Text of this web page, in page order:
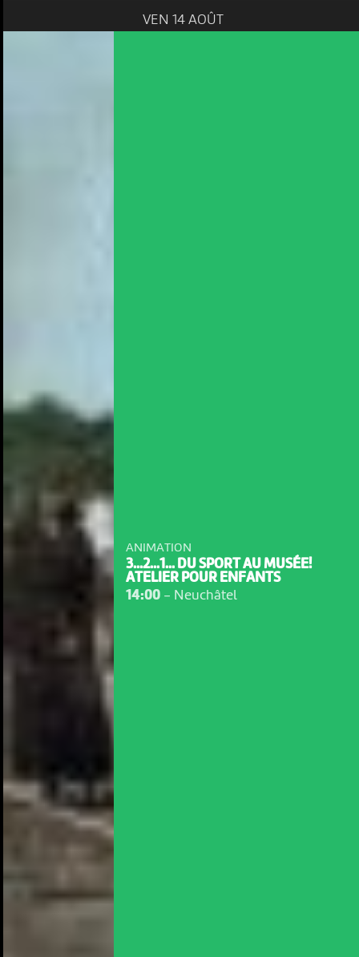
VEN 14 AOÛT
ANIMATION
3...2...1... DU SPORT AU MUSÉE!
ATELIER POUR ENFANTS
14:00- Neuchâtel